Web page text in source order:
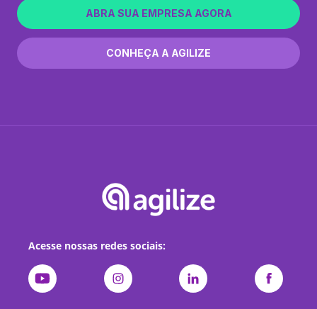
ABRA SUA EMPRESA AGORA
CONHEÇA A AGILIZE
Acesse nossas redes sociais: